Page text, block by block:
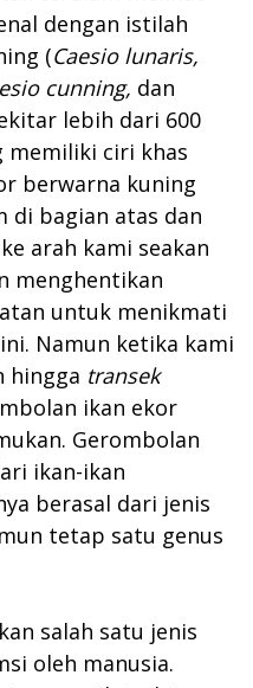
dengan istilah
(Caesio lunaris,
cunning, dan
lebih dari 600
memiliki ciri khas
berwarna kuning
di bagian atas dan
arah kami seakan
menghentikan
untuk menikmati
Namun ketika kami
hingga transek
ikan ekor
Gerombolan
ikan-ikan
berasal dari jenis
tetap satu genus
salah satu jenis
oleh manusia.